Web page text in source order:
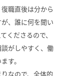
職直後は分から
、誰に何を聞い
くださるので、
がしやすく、働
す。
なので、全体的